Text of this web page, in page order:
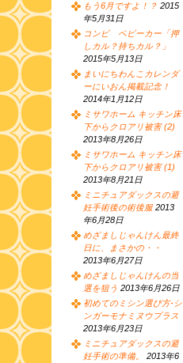
もう6月ですよ！？ 2015
年5月31日
コンビ ベビーカー「押
しカル？持ちカル？」
2015年5月13日
まいにちわんこカレンダ
ーにいおん掲載記念！
2014年1月12日
ミサワホーム キッチン床
下からクロアリ被害 (2)
2013年8月26日
ミサワホーム キッチン床
下からクロアリ被害 (1)
2013年8月21日
ミニチュアダックスの避
妊手術後の術後服 2013
年6月28日
めざましじゃんけん最終
日に、まさかの・・
2013年6月27日
めざましじゃんけんの当
選を狙う 2013年6月26日
初めてのミシン選び方-シ
ンガーモナミヌウプラス
2013年6月23日
ミニチュアダックスの避
妊手術の準備。
2013年6